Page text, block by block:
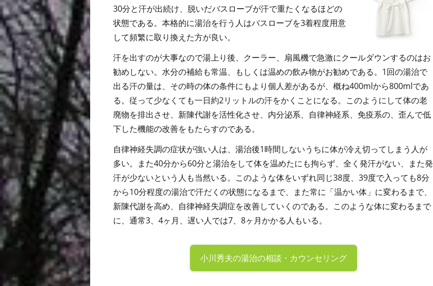
30分と汗が出続け、脱いだバスローブが汗で重たくなるほどの
状態である。本格的に湯治を行う人はバスローブを3着程度用意
して頻繁に取り換えた方が良い。
汗を出すのが大事なので湯上り後、クーラー、扇風機で急激にクールダウンするのはお
勧めしない。水分の補給も常温、もしくは温めの飲み物がお勧めである。1回の湯治で
出る汗の量は、その時の体の条件にもより個人差があるが、概ね400mlから800mlであ
る。従って少なくても一日約2リットルの汗をかくことになる。このようにして体の老
廃物を排出させ、新陳代謝を活性化させ、内分泌系、自律神経系、免疫系の、歪んで低
下した機能の改善をもたらすのである。
自律神経失調の症状が強い人は、湯治後1時間しないうちに体が冷え切ってしまう人が
多い。また40分から60分と湯治をして体を温めたにも拘らず、全く発汗がない、また発
汗が少ないという人も当然いる。このような体をいずれ同じ38度、39度で入っても8分
から10分程度の湯治で汗だくの状態になるまで、また常に「温かい体」に変わるまで、
新陳代謝を高め、自律神経失調症を改善していくのである。このような体に変わるまで
に、通常3、4ヶ月、遅い人では7、8ヶ月かかる人もいる。
小川秀夫の湯治の相談・カウンセリング